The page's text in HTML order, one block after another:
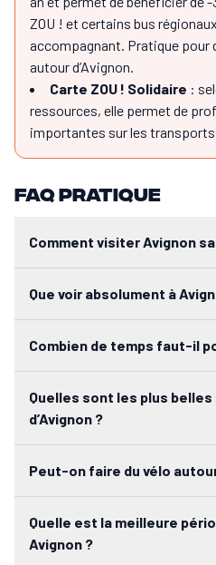
ZOU ! et certains bus
accompagnant. Pratique pour
autour d’Avignon.
Carte ZOU ! Solidaire :
ressources, elle permet de
importantes sur les transports
FAQ pratique
Il est tout à fait possible de
Combien de temps faut-il pour
Quelles sont les plus belles
Le Grand Avignon offre de
Peut-on faire du vélo autour
Avignon est très agréable à
Comment visiter Avignon
Que voir absolument à
Combien de temps faut-il
Quelles sont les plus
d’Avignon ?
Peut-on faire du vélo autour
Quelle est la meilleure
Avignon ?